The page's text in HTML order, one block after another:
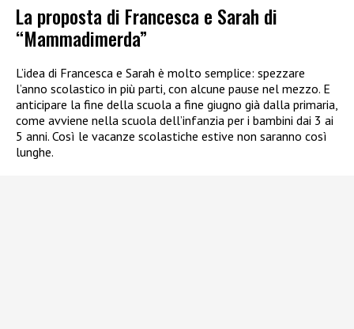
La proposta di Francesca e Sarah di
“Mammadimerda”
L’idea di Francesca e Sarah è molto semplice: spezzare
l’anno scolastico in più parti, con alcune pause nel mezzo. E
anticipare la fine della scuola a fine giugno già dalla primaria,
come avviene nella scuola dell’infanzia per i bambini dai 3 ai
5 anni. Così le vacanze scolastiche estive non saranno così
lunghe.